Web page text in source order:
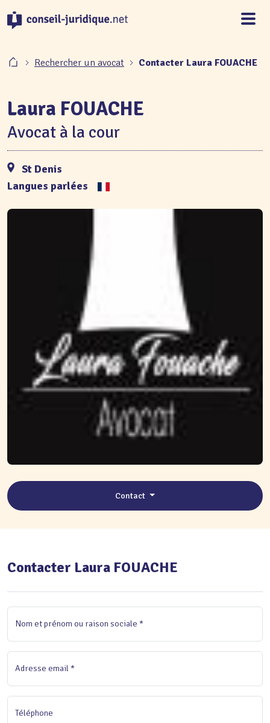
Rechercher un avocat Contacter Laura FOUACHE
Laura FOUACHE
Avocat à la cour
St Denis
Langues parlées
Contact
Contacter Laura FOUACHE
Nom et prénom ou raison sociale *
Adresse email *
Téléphone